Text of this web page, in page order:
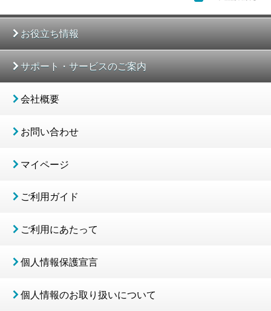
お役立ち情報
サポート・サービスのご案内
会社概要
お問い合わせ
マイページ
ご利用ガイド
ご利用にあたって
個人情報保護宣言
個人情報のお取り扱いについて